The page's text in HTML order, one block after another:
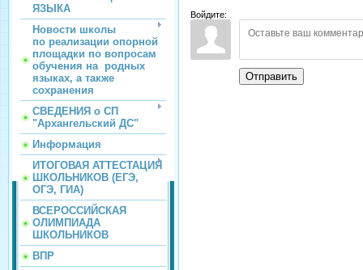
ЯЗЫКА
Новости школы
по реализации опорной
площадки по вопросам
обучения на родных
языках, а также
сохранения
СВЕДЕНИЯ о СП
"Архангельский ДС"
Информация
ИТОГОВАЯ АТТЕСТАЦИЯ
ШКОЛЬНИКОВ (ЕГЭ,
ОГЭ, ГИА)
ВСЕРОССИЙСКАЯ
ОЛИМПИАДА
ШКОЛЬНИКОВ
ВПР
Войдите:
Отправить